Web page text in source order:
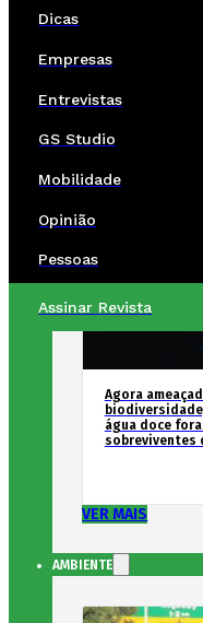
Dicas
Empresas
Entrevistas
GS Studio
Mobilidade
Opinião
Pessoas
Assinar Revista
Agora
água doce
sobreviventes
VER MAIS
AMBIENTE